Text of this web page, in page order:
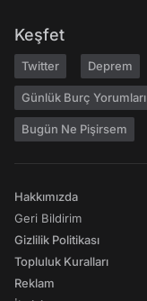
Keşfet
Twitter Deprem
Günlük Burç Yorumları
Bugün Ne Pişirsem
Hakkımızda
Geri Bildirim
Gizlilik Politikası
Topluluk Kuralları
Reklam